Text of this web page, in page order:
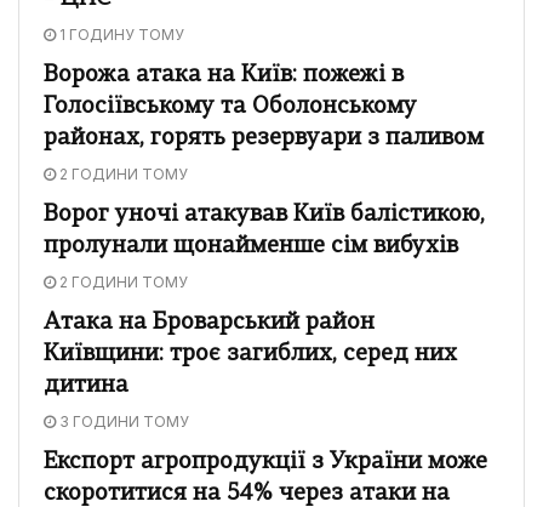
1 ГОДИНУ ТОМУ
Ворожа атака на Київ: пожежі в
Голосіївському та Оболонському
районах, горять резервуари з паливом
2 ГОДИНИ ТОМУ
Ворог уночі атакував Київ балістикою,
пролунали щонайменше сім вибухів
2 ГОДИНИ ТОМУ
Атака на Броварський район
Київщини: троє загиблих, серед них
дитина
3 ГОДИНИ ТОМУ
Експорт агропродукції з України може
скоротитися на 54% через атаки на